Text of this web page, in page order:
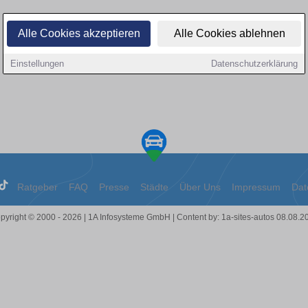
Alle Cookies akzeptieren Alle Cookies ablehnen
Einstellungen Datenschutzerklärung
Ratgeber FAQ Presse Städte Über Uns Impressum
© 2000 - 2026 | 1A Infosysteme GmbH | Content by: 1a-sites-autos